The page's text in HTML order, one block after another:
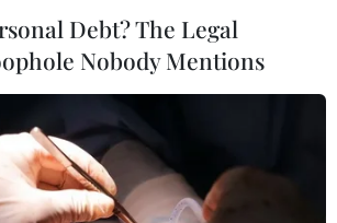
Bitcoin về lại vùng trên
khi giảm sâu
Debt? The Legal
Nobody Mentions